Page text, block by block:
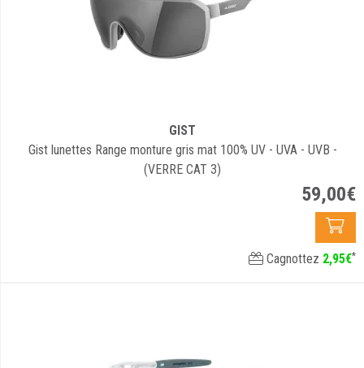
GIST
Gist lunettes Range monture gris mat 100% UV - UVA - UVB -
(VERRE CAT 3)
59,00€
Cagnottez 2,95€*